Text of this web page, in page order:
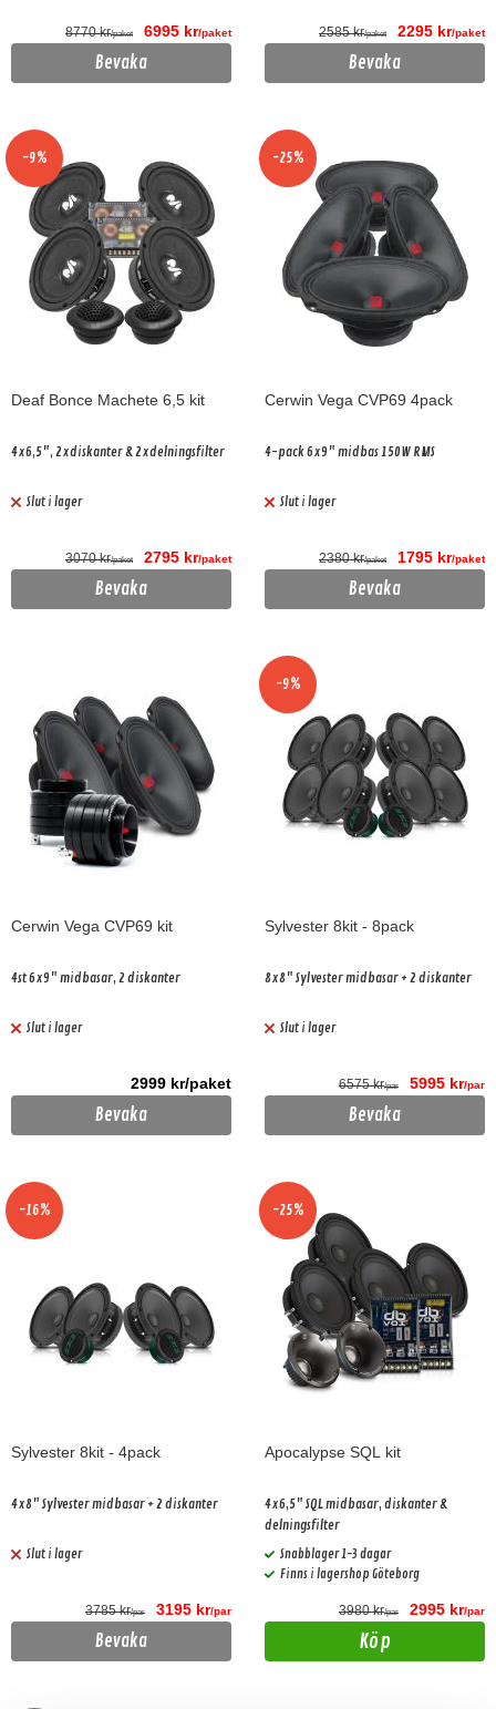
8770 kr/paket 6995 kr/paket
Bevaka
2585 kr/paket 2295 kr/paket
Bevaka
-9%
Deaf Bonce Machete 6,5 kit
4x6,5", 2xdiskanter & 2xdelningsfilter
Slut i lager
3070 kr/paket 2795 kr/paket
Bevaka
-25%
Cerwin Vega CVP69 4pack
4-pack 6x9" midbas 150W RMS
Slut i lager
2380 kr/paket 1795 kr/paket
Bevaka
Cerwin Vega CVP69 kit
4st 6x9" midbasar, 2 diskanter
Slut i lager
2999 kr/paket
Bevaka
-9%
Sylvester 8kit - 8pack
8x8" Sylvester midbasar + 2 diskanter
Slut i lager
6575 kr/par 5995 kr/par
Bevaka
-16%
Sylvester 8kit - 4pack
4x8" Sylvester midbasar + 2 diskanter
Slut i lager
3785 kr/par 3195 kr/par
Bevaka
-25%
Apocalypse SQL kit
4x6,5" SQL midbasar, diskanter &
delningsfilter
Snabblager 1-3 dagar
Finns i lagershop Göteborg
3980 kr/par 2995 kr/par
Köp